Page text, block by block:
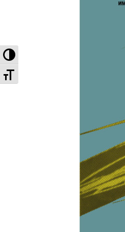
Высокая
Увеличенный шрифт